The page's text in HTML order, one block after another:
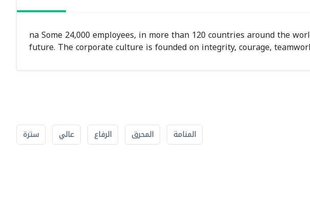
na Some 24,000 employees, in more than 120 countries around the
future. The corporate culture is founded on integrity, courage,
المنامة المحرق الرفاع عالي سترة